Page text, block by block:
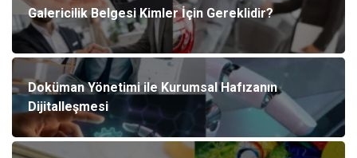
Galericilik Belgesi Kimler İçin Gereklidir?
Doküman Yönetimi ile Kurumsal Hafızanın
Dijitalleşmesi